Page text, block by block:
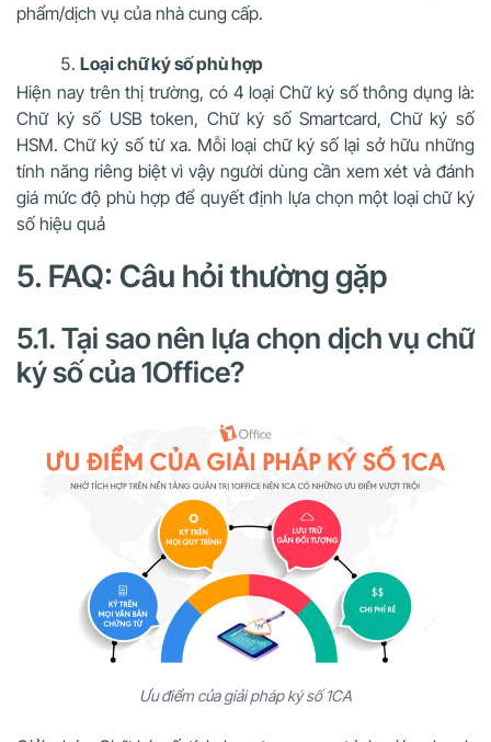
phẩm/dịch vụ của nhà cung cấp.
Loại chữ ký số phù hợp
Hiện nay trên thị trường, có 4 loại Chữ ký số thông dụng là:
Chữ ký số USB token, Chữ ký số Smartcard, Chữ ký số
HSM. Chữ ký số từ xa. Mỗi loại chữ ký số lại sở hữu những
tính năng riêng biệt vì vậy người dùng cần xem xét và đánh
giá mức độ phù hợp để quyết định lựa chọn một loại chữ ký
số hiệu quả
5. FAQ: Câu hỏi thường gặp
5.1. Tại sao nên lựa chọn dịch vụ chữ
ký số của 1Office?
Ưu điểm của giải pháp ký số 1CA